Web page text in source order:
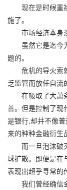
现在是时候重拾
施了。
市场经济本身没
虽然它是迄今为
题的。
危机的导火索就
乏监管而放任自流
在吸取了大萧条
善。但是控制了现
是银行,却并不像
来的种种金融衍生
而一旦泡沫破灭
球扩散。即便是在
表现出超乎寻常的
我们曾经确信金